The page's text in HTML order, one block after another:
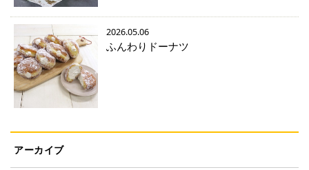
2026.05.06
ふんわりドーナツ
アーカイブ